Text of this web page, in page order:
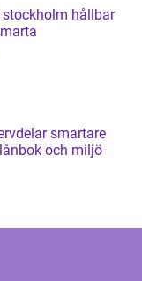
hållbar
smartare
och miljö